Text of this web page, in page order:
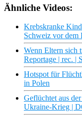
Ähnliche Videos:
Krebskranke
Schweiz vor dem
Wenn Eltern sich
Reportage | rec. |
Hotspot für
in Polen
Geflüchtet aus
Ukraine-Krieg |